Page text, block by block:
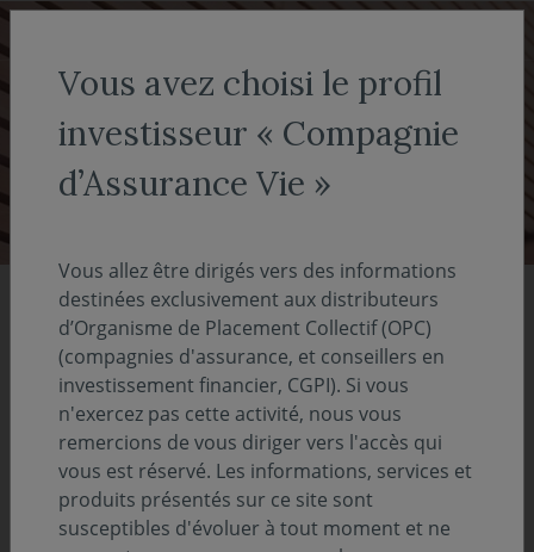
Aller au menu
Aller au contenu
COVEA FINANCE Actualités
Actualités
Catégorie
Format
Année
Vous avez choisi le profil
investisseur « Compagnie
d’Assurance Vie »
Vous allez être dirigés vers des informations
destinées exclusivement aux distributeurs
d’Organisme de Placement Collectif (OPC)
(compagnies d'assurance, et conseillers en
investissement financier, CGPI). Si vous
n'exercez pas cette activité, nous vous
remercions de vous diriger vers l'accès qui
vous est réservé. Les informations, services et
produits présentés sur ce site sont
susceptibles d'évoluer à tout moment et ne